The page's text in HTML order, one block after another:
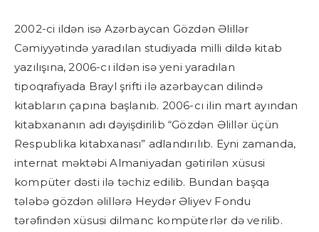
2002-ci ildən isə Azərbaycan Gözdən Əlillər
Cəmiyyətində yaradılan studiyada milli dildə kitab
yazılışına, 2006-cı ildən isə yeni yaradılan
tipoqrafiyada Brayl şrifti ilə azərbaycan dilində
kitabların çapına başlanıb. 2006-cı ilin mart ayından
kitabxananın adı dəyişdirilib “Gözdən Əlillər üçün
Respublika kitabxanası” adlandırılıb. Eyni zamanda,
internat məktəbi Almaniyadan gətirilən xüsusi
kompüter dəsti ilə təchiz edilib. Bundan başqa
tələbə gözdən əlillərə Heydər Əliyev Fondu
tərəfindən xüsusi dilmanc kompüterlər də verilib.